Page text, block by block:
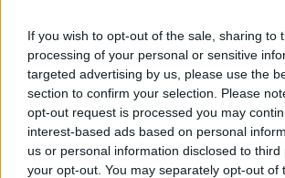
If you wish to opt-out of the sale, sharing to
processing of your personal or sensitive
targeted advertising by us, please use the
section to confirm your selection. Please
opt-out request is processed you may
interest-based ads based on personal
us or personal information disclosed to
your opt-out. You may separately opt-out of
rungtynių su makedonais buvau
baigti karjerą rinktinėje, bet
kol kas susilaikyti nuo tokio
Dabar jau atvykau bent
komandai ir atsisveikinti su